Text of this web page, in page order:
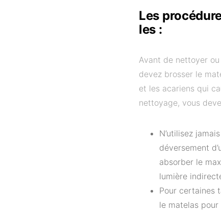
Les
les :
Avant de nettoyer ou
devez brosser le
et les acariens qui
nettoyage, vous
N’utilisez
déversement
absorber le
lumière
Pour certaines
le matelas